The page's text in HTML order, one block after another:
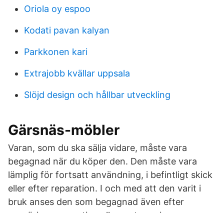
Oriola oy espoo
Kodati pavan kalyan
Parkkonen kari
Extrajobb kvällar uppsala
Slöjd design och hållbar utveckling
Gärsnäs-möbler
Varan, som du ska sälja vidare, måste vara
begagnad när du köper den. Den måste vara
lämplig för fortsatt användning, i befintligt skick
eller efter reparation. I och med att den varit i
bruk anses den som begagnad även efter